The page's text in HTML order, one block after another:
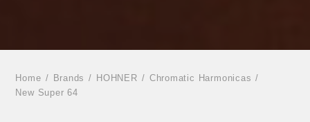
Home Brands HOHNER
Chromatic Harmonicas
New Super 64